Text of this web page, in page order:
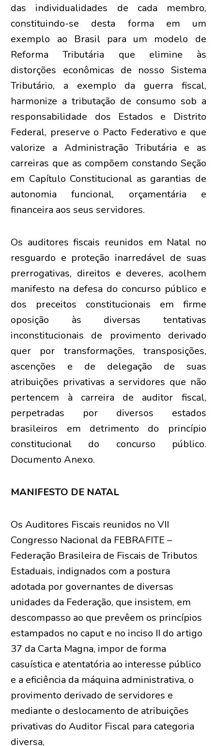
das individualidades de cada membro,
constituindo-se desta forma em um
exemplo ao Brasil para um modelo de
Reforma Tributária que elimine às
distorções econômicas de nosso Sistema
Tributário, a exemplo da guerra fiscal,
harmonize a tributação de consumo sob a
responsabilidade dos Estados e Distrito
Federal, preserve o Pacto Federativo e que
valorize a Administração Tributária e as
carreiras que as compõem constando Seção
em Capítulo Constitucional as garantias de
autonomia funcional, orçamentária e
financeira aos seus servidores.
Os auditores fiscais reunidos em Natal no
resguardo e proteção inarredável de suas
prerrogativas, direitos e deveres, acolhem
manifesto na defesa do concurso público e
dos preceitos constitucionais em firme
oposição às diversas tentativas
inconstitucionais de provimento derivado
quer por transformações, transposições,
ascenções e de delegação de suas
atribuições privativas a servidores que não
pertencem à carreira de auditor fiscal,
perpetradas por diversos estados
brasileiros em detrimento do princípio
constitucional do concurso público.
Documento Anexo.
MANIFESTO DE NATAL
Os Auditores Fiscais reunidos no VII
Congresso Nacional da FEBRAFITE –
Federação Brasileira de Fiscais de Tributos
Estaduais, indignados com a postura
adotada por governantes de diversas
unidades da Federação, que insistem, em
descompasso ao que prevêem os princípios
estampados no caput e no inciso II do artigo
37 da Carta Magna, impor de forma
casuística e atentatória ao interesse público
e a eficiência da máquina administrativa, o
provimento derivado de servidores e
mediante o deslocamento de atribuições
privativas do Auditor Fiscal para categoria
diversa,